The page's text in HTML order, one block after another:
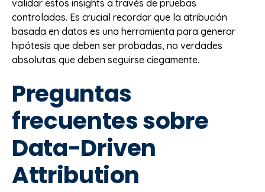
validar estos insights a través de pruebas
controladas. Es crucial recordar que la atribución
basada en datos es una herramienta para generar
hipótesis que deben ser probadas, no verdades
absolutas que deben seguirse ciegamente.
Preguntas
frecuentes sobre
Data-Driven
Attribution